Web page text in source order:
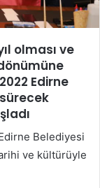
olması ve
Edirne
Belediyesi
ve kültürüyle